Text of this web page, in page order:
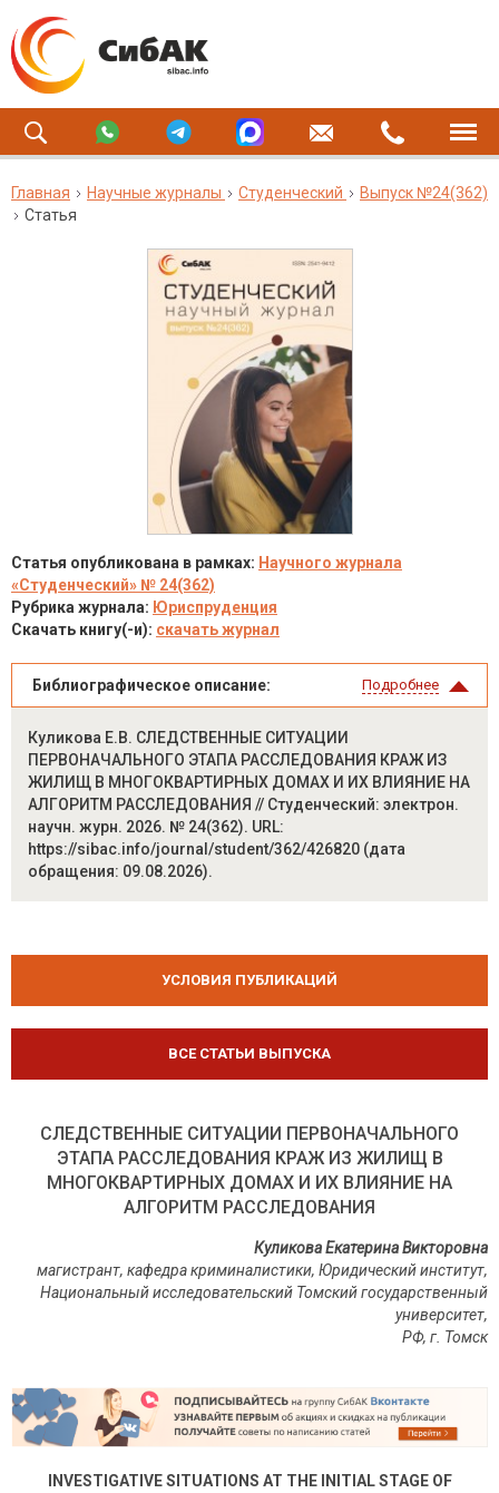
Главная Научные журналы Студенческий
Выпуск №24(362)
Статья
Статья опубликована в рамках: Научного журнала
«Студенческий» № 24(362)
Рубрика журнала: Юриспруденция
Скачать книгу(-и): скачать журнал
Библиографическое описание: Подробнее
Куликова Е.В. СЛЕДСТВЕННЫЕ СИТУАЦИИ
ПЕРВОНАЧАЛЬНОГО ЭТАПА РАССЛЕДОВАНИЯ КРАЖ ИЗ
ЖИЛИЩ В МНОГОКВАРТИРНЫХ ДОМАХ И ИХ ВЛИЯНИЕ НА
АЛГОРИТМ РАССЛЕДОВАНИЯ // Студенческий: электрон.
научн. журн. 2026. № 24(362). URL:
https://sibac.info/journal/student/362/426820 (дата
обращения: 09.08.2026).
УСЛОВИЯ ПУБЛИКАЦИЙ
ВСЕ СТАТЬИ ВЫПУСКА
СЛЕДСТВЕННЫЕ СИТУАЦИИ ПЕРВОНАЧАЛЬНОГО
ЭТАПА РАССЛЕДОВАНИЯ КРАЖ ИЗ ЖИЛИЩ В
МНОГОКВАРТИРНЫХ ДОМАХ И ИХ ВЛИЯНИЕ НА
АЛГОРИТМ РАССЛЕДОВАНИЯ
Куликова Екатерина Викторовна
магистрант, кафедра криминалистики, Юридический институт,
Национальный исследовательский Томский государственный
университет,
РФ, г Томск
INVESTIGATIVE SITUATIONS AT THE INITIAL STAGE OF